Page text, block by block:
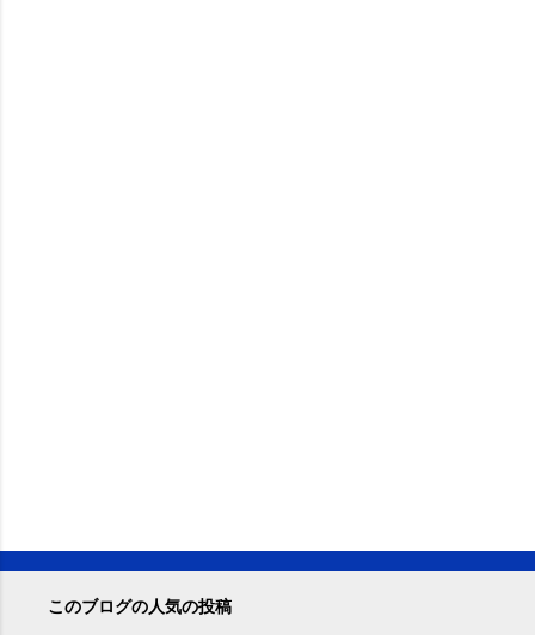
このブログの人気の投稿